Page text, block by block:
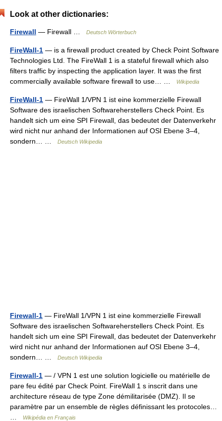
Look at other dictionaries:
Firewall — Firewall … Deutsch Wörterbuch
FireWall-1 — is a firewall product created by Check Point Software
Technologies Ltd. The FireWall 1 is a stateful firewall which also
filters traffic by inspecting the application layer. It was the first
commercially available software firewall to use… …
Wikipedia
FireWall-1 — FireWall 1/VPN 1 ist eine kommerzielle Firewall
Software des israelischen Softwareherstellers Check Point. Es
handelt sich um eine SPI Firewall, das bedeutet der Datenverkehr
wird nicht nur anhand der Informationen auf OSI Ebene 3–4,
sondern… …
Deutsch Wikipedia
Firewall-1 — FireWall 1/VPN 1 ist eine kommerzielle Firewall
Software des israelischen Softwareherstellers Check Point. Es
handelt sich um eine SPI Firewall, das bedeutet der Datenverkehr
wird nicht nur anhand der Informationen auf OSI Ebene 3–4,
sondern… …
Deutsch Wikipedia
Firewall-1 — / VPN 1 est une solution logicielle ou matérielle de
pare feu édité par Check Point. FireWall 1 s inscrit dans une
architecture réseau de type Zone démilitarisée (DMZ). Il se
paramètre par un ensemble de règles définissant les protocoles…
Wikipédia en Français